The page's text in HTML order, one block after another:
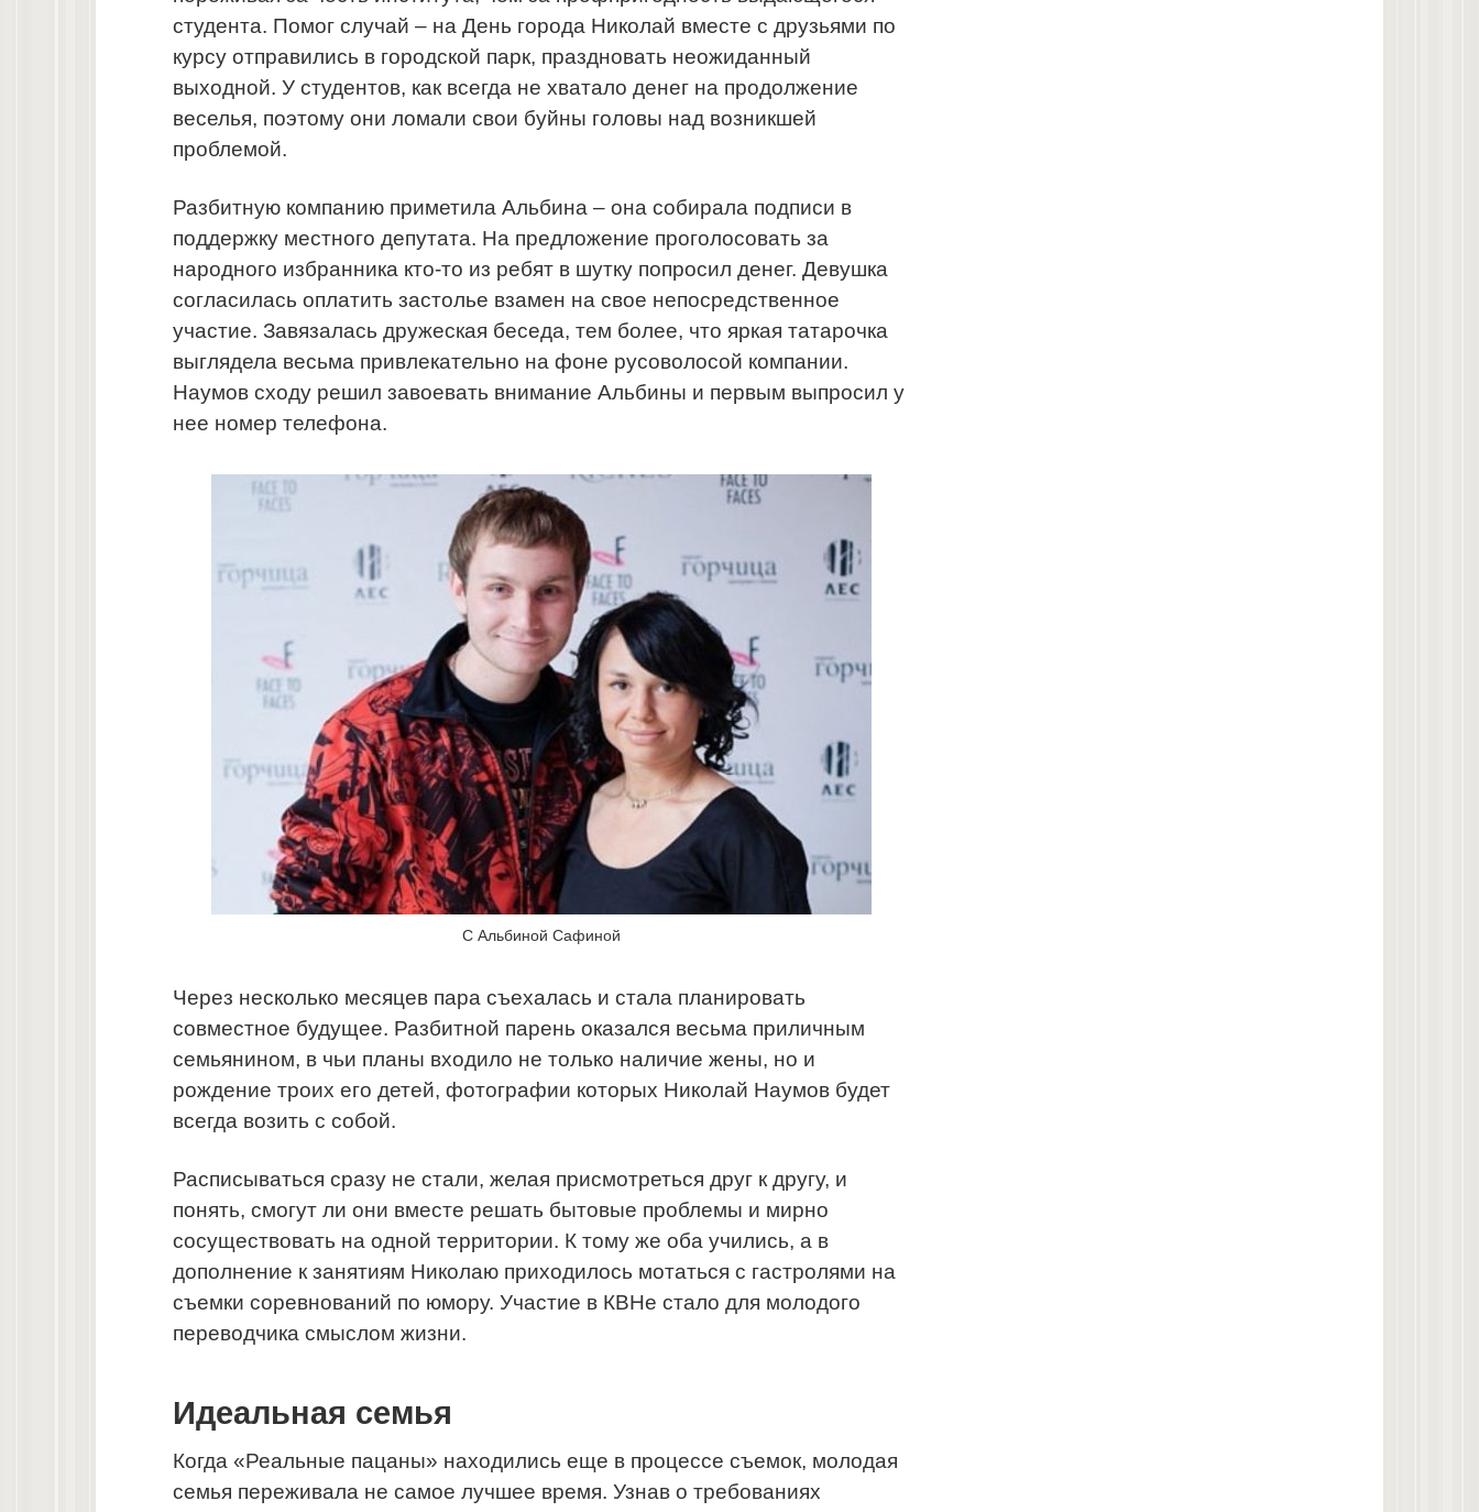
студента. Помог случай – на День города Николай вместе с друзьями по
курсу отправились в городской парк, праздновать неожиданный
выходной. У студентов, как всегда не хватало денег на продолжение
веселья, поэтому они ломали свои буйны головы над возникшей
проблемой.
Разбитную компанию приметила Альбина – она собирала подписи в
поддержку местного депутата. На предложение проголосовать за
народного избранника кто-то из ребят в шутку попросил денег. Девушка
согласилась оплатить застолье взамен на свое непосредственное
участие. Завязалась дружеская беседа, тем более, что яркая татарочка
выглядела весьма привлекательно на фоне русоволосой компании.
Наумов сходу решил завоевать внимание Альбины и первым выпросил у
нее номер телефона.
С Альбиной Сафиной
Через несколько месяцев пара съехалась и стала планировать
совместное будущее. Разбитной парень оказался весьма приличным
семьянином, в чьи планы входило не только наличие жены, но и
рождение троих его детей, фотографии которых Николай Наумов будет
всегда возить с собой.
Расписываться сразу не стали, желая присмотреться друг к другу, и
понять, смогут ли они вместе решать бытовые проблемы и мирно
сосуществовать на одной территории. К тому же оба учились, а в
дополнение к занятиям Николаю приходилось мотаться с гастролями на
съемки соревнований по юмору. Участие в КВНе стало для молодого
переводчика смыслом жизни.
Идеальная семья
Когда «Реальные пацаны» находились еще в процессе съемок, молодая
семья переживала не самое лучшее время. Узнав о требованиях